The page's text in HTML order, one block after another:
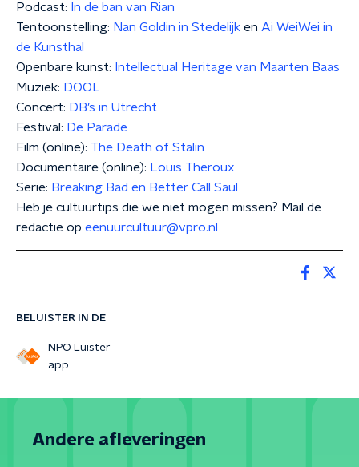
BELUISTER IN DE
NPO Luister
app
Podcast: In de ban van Rian
Tentoonstelling: Nan Goldin in Stedelijk en Ai WeiWei in
de Kunsthal
Openbare kunst: Intellectual Heritage van Maarten Baas
Muziek: DOOL
Concert: DB’s in Utrecht
Festival: De Parade
Film (online): The Death of Stalin
Documentaire (online): Louis Theroux
Serie: Breaking Bad en Better Call Saul
Heb je cultuurtips die we niet mogen missen? Mail de
redactie op eenuurcultuur@vpro.nl
Andere afleveringen